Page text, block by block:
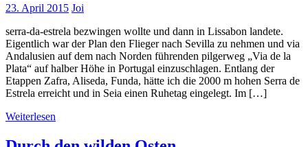
23. April 2015 Joi
serra-da-estrela bezwingen wollte und dann in Lissabon landete.
Eigentlich war der Plan den Flieger nach Sevilla zu nehmen und via
Andalusien auf dem nach Norden führenden pilgerweg „Via de la
Plata“ auf halber Höhe in Portugal einzuschlagen. Entlang der
Etappen Zafra, Aliseda, Funda, hätte ich die 2000 m hohen Serra de
Estrela erreicht und in Seia einen Ruhetag eingelegt. Im […]
Weiterlesen